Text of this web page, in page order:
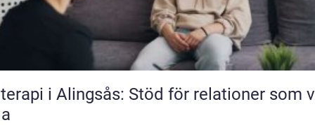
i Alingsås: Stöd för relationer som